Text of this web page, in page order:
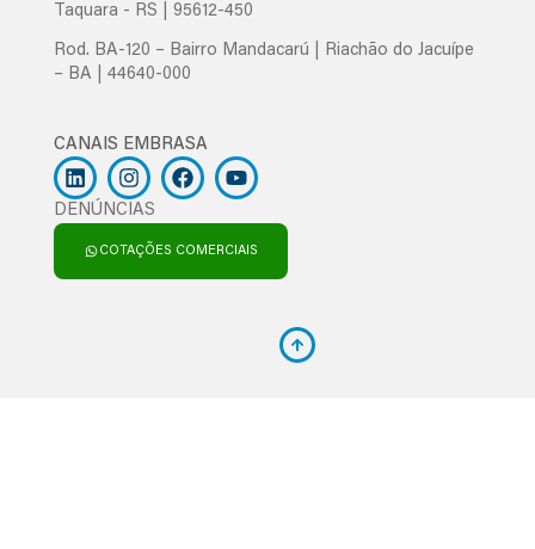
Taquara - RS | 95612-450
Rod. BA-120 – Bairro Mandacarú | Riachão do Jacuípe
– BA | 44640-000
CANAIS EMBRASA
DENÚNCIAS
COTAÇÕES COMERCIAIS